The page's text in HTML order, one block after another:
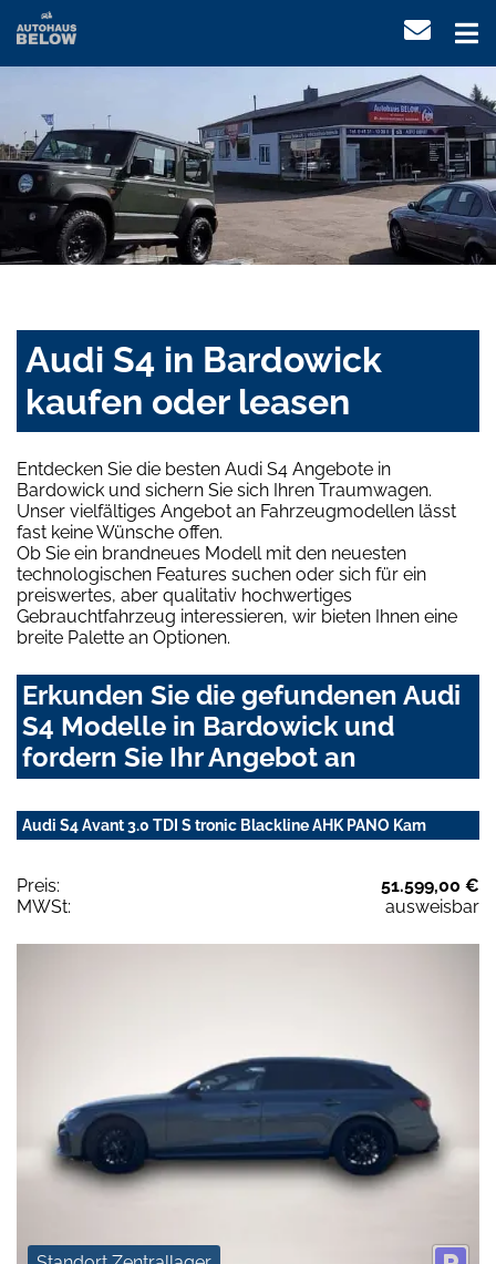
Audi S4 in Bardowick
kaufen oder leasen
Entdecken Sie die besten Audi S4 Angebote in
Bardowick und sichern Sie sich Ihren Traumwagen.
Unser vielfältiges Angebot an Fahrzeugmodellen lässt
fast keine Wünsche offen.
Ob Sie ein brandneues Modell mit den neuesten
technologischen Features suchen oder sich für ein
preiswertes, aber qualitativ hochwertiges
Gebrauchtfahrzeug interessieren, wir bieten Ihnen eine
breite Palette an Optionen.
Erkunden Sie die gefundenen Audi
S4 Modelle in Bardowick und
fordern Sie Ihr Angebot an
Audi S4 Avant 3.0 TDI S tronic Blackline AHK PANO Kam
Preis:
51.599,00 €
MWSt:
ausweisbar